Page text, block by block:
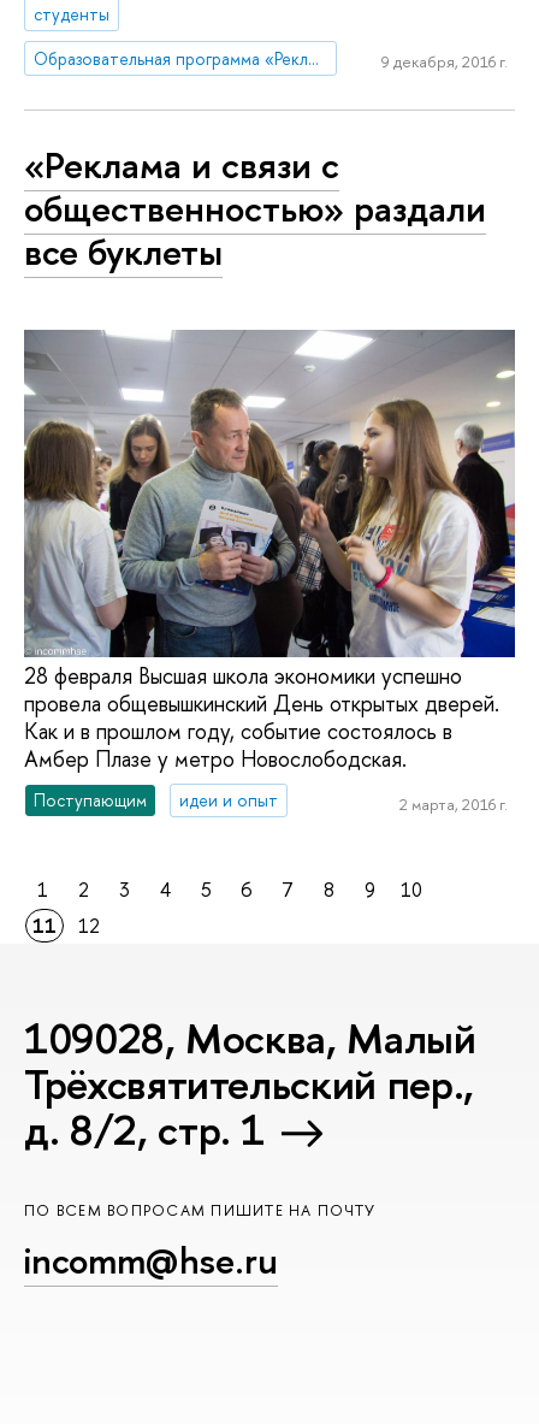
студенты
Образовательная программа «Реклама и связи с общественностью»
9 декабря, 2016 г.
«Реклама и связи с
общественностью» раздали
все буклеты
28 февраля Высшая школа экономики успешно
провела общевышкинский День открытых дверей.
Как и в прошлом году, событие состоялось в
Амбер Плазе у метро Новослободская.
Поступающим идеи и опыт 2 марта, 2016 г.
1 2 3 4 5 6 7 8 9
10
11
12
109028, Москва, Малый
Трёхсвятительский пер.,
д. 8/2, стр. 1
ПО ВСЕМ ВОПРОСАМ ПИШИТЕ НА ПОЧТУ
incomm@hse.ru